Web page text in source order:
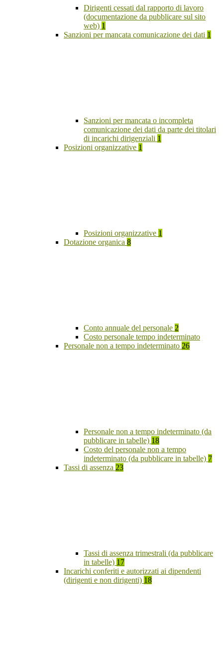
Dirigenti cessati dal rapporto di lavoro
(documentazione da pubblicare sul sito
web) 1
Sanzioni per mancata comunicazione dei dati 1
Sanzioni per mancata o incompleta
comunicazione dei dati da parte dei titolari
di incarichi dirigenziali 1
Posizioni organizzative 1
Posizioni organizzative 1
Dotazione organica 8
Conto annuale del personale 2
Costo personale tempo indeterminato
Personale non a tempo indeterminato 26
Personale non a tempo indeterminato (da
pubblicare in tabelle) 18
Costo del personale non a tempo
indeterminato (da pubblicare in tabelle) 7
Tassi di assenza 23
Tassi di assenza trimestrali (da pubblicare
in tabelle) 17
Incarichi conferiti e autorizzati ai dipendenti
(dirigenti e non dirigenti) 18